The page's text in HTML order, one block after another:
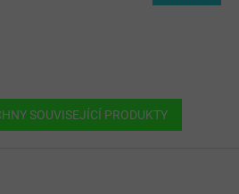
SOUVISEJÍCÍ PRODUKTY